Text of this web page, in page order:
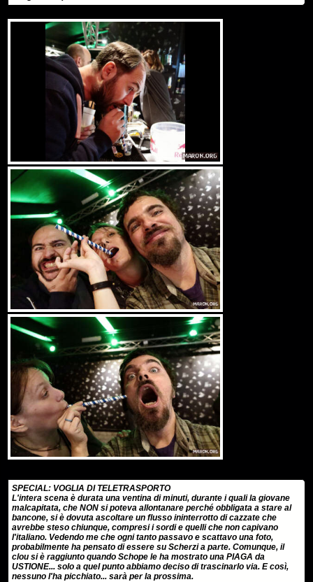
SPECIAL: VOGLIA DI TELETRASPORTO
L'intera scena è durata una ventina di minuti, durante i quali la giovane
malcapitata, che NON si poteva allontanare perché obbligata a stare al
bancone, si è dovuta ascoltare un flusso ininterrotto di cazzate che
avrebbe steso chiunque, compresi i sordi e quelli che non capivano
l'italiano. Vedendo me che ogni tanto passavo e scattavo una foto,
probabilmente ha pensato di essere su Scherzi a parte. Comunque, il
clou si è raggiunto quando Schope le ha mostrato una PIAGA da
USTIONE... solo a quel punto abbiamo deciso di trascinarlo via. E così,
nessuno l'ha picchiato... sarà per la prossima.